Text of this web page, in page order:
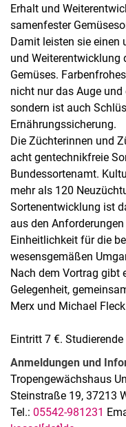
Erhalt und
samenfester
Damit leisten sie einen
und Weiterentwicklung
Gemüses.
nicht nur das Auge
sondern ist auch
Ernährungssicherung.
Die Züchterinnen und
acht gentechnikfreie
Bundessortenamt.
mehr als 120
Sortenentwicklung ist
aus den
Einheitlichkeit für die
wesensgemäßen
Nach dem Vortrag gibt
Gelegenheit,
Merx und Michael
Eintritt 7 €.
Anmeldungen und
Tropengewächshaus
Steinstraße 19, 37213
Tel.: 05542-981231